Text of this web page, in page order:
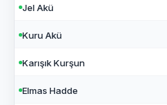
Jel Akü
Kuru Akü
Karışık Kurşun
Elmas Hadde